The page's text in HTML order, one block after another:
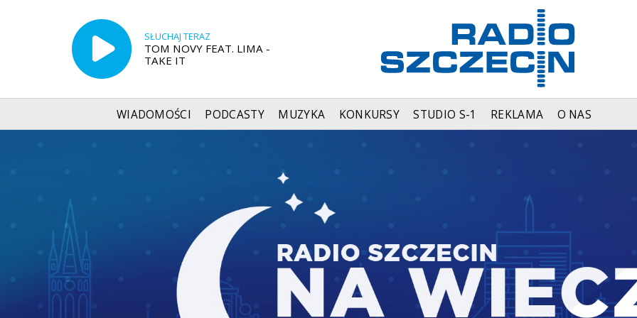
SŁUCHAJ TERAZ
TOM NOVY FEAT. LIMA -
TAKE IT
WIADOMOŚCI PODCASTY MUZYKA KONKURSY STUDIO S-1 REKLAMA O NAS